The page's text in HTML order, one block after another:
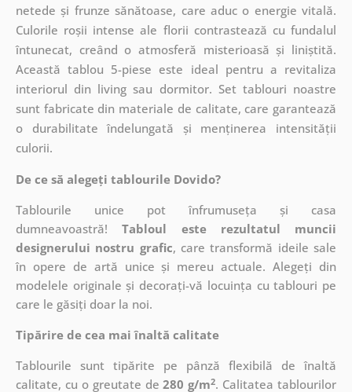
netede și frunze sănătoase, care aduc o energie vitală.
Culorile roșii intense ale florii contrastează cu fundalul
întunecat, creând o atmosferă misterioasă și liniștită.
Această tablou 5-piese este ideal pentru a revitaliza
interiorul din living sau dormitor. Set tablouri noastre
sunt fabricate din materiale de calitate, care garantează
o durabilitate îndelungată și menținerea intensității
culorii.
De ce să alegeți tablourile Dovido?
Tablourile unice pot înfrumuseța și casa
dumneavoastră!Tabloul este rezultatul muncii
designerului nostru grafic, caretransformă ideile sale
în opere de artă unice și mereu actuale. Alegeți din
modelele originale și decorați-vă locuința cu tablouri pe
care le găsiți doar la noi.
Tipărire de cea mai înaltă calitate
Tablourile sunt tipărite pe pânză flexibilă de înaltă
calitate, cu o greutate de280 g/m2. Calitatea tablourilor